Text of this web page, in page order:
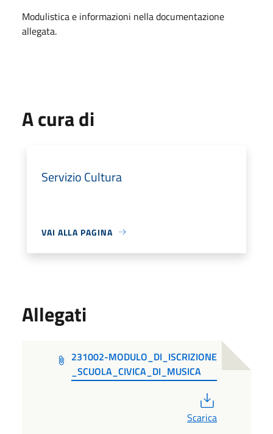
Modulistica e informazioni nella documentazione
allegata.
A cura di
Servizio Cultura
VAI ALLA PAGINA
Allegati
231002-MODULO_DI_ISCRIZIONE
_SCUOLA_CIVICA_DI_MUSICA
Scarica